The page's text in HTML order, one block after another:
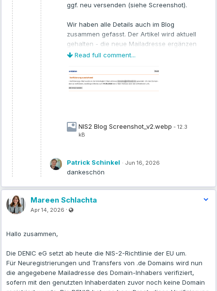
ggf. neu versenden (siehe Screenshot).
Wir haben alle Details auch im Blog
zusammen gefasst. Der Artikel wird aktuell
gehalten - die neue Mailadresse ergänzen
wir zu Montag, damit jeder der jetzt nach
gültigen findet:
https://www.mittwald.de/blog/webentwicklung-
design/neuerung-bei-der-bereitstellung-
Danke und liebe Grüße,
Mareen
Read full comment...
NIS2 Blog Screenshot_v2.webp - 12.3
kB
Patrick Schinkel · Jun 16, 2026
dankeschön
Mareen Schlachta
Apr 14, 2026 ·
Hallo zusammen,
Die DENIC eG setzt ab heute die NIS-2-Richtlinie der EU um.
Für Neuregistrierungen und Transfers von .de Domains wird nun
die angegebene Mailadresse des Domain-Inhabers verifiziert,
sofern mit den genutzten Inhaberdaten zuvor noch keine Domain